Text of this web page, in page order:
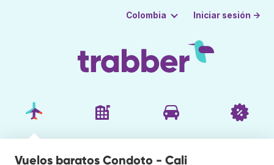
Colombia Iniciar sesión →
Vuelos baratos Condoto - Cali